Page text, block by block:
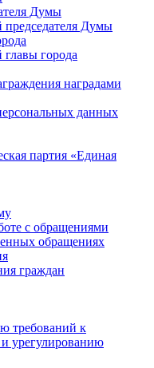
Думы
Думы
города
наградами
данных
партия «Единая
с обращениями
обращениях
граждан
требований к
урегулированию